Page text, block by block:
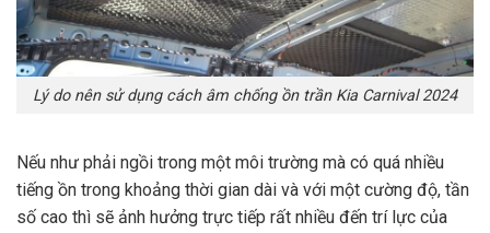
Lý do nên sử dụng cách âm chống ồn trần Kia Carnival 2024
Nếu như phải ngồi trong một môi trường mà có quá nhiều
tiếng ồn trong khoảng thời gian dài và với một cường độ, tần
số cao thì sẽ ảnh hưởng trực tiếp rất nhiều đến trí lực của